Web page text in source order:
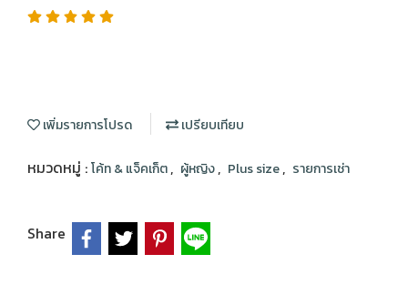
เพิ่มรายการโปรด เปรียบเทียบ
หมวดหมู่ :โค้ท & แจ็คเก็ต, ผู้หญิง, Plus size, รายการเช่า
Share